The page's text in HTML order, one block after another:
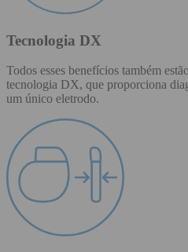
Tecnologia DX
Todos esses benefícios também
tecnologia DX, que proporciona
um único eletrodo.